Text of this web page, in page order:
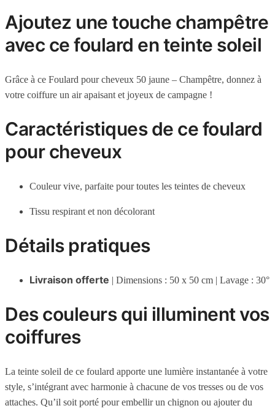
Ajoutez une touche champêtre
avec ce foulard en teinte soleil
Grâce à ce Foulard pour cheveux 50 jaune – Champêtre, donnez à
votre coiffure un air apaisant et joyeux de campagne !
Caractéristiques de ce foulard
pour cheveux
Couleur vive, parfaite pour toutes les teintes de cheveux
Tissu respirant et non décolorant
Détails pratiques
Livraison offerte | Dimensions : 50 x 50 cm | Lavage : 30°
Des couleurs qui illuminent vos
coiffures
La teinte soleil de ce foulard apporte une lumière instantanée à votre
style, s’intégrant avec harmonie à chacune de vos tresses ou de vos
attaches. Qu’il soit porté pour embellir un chignon ou ajouter du